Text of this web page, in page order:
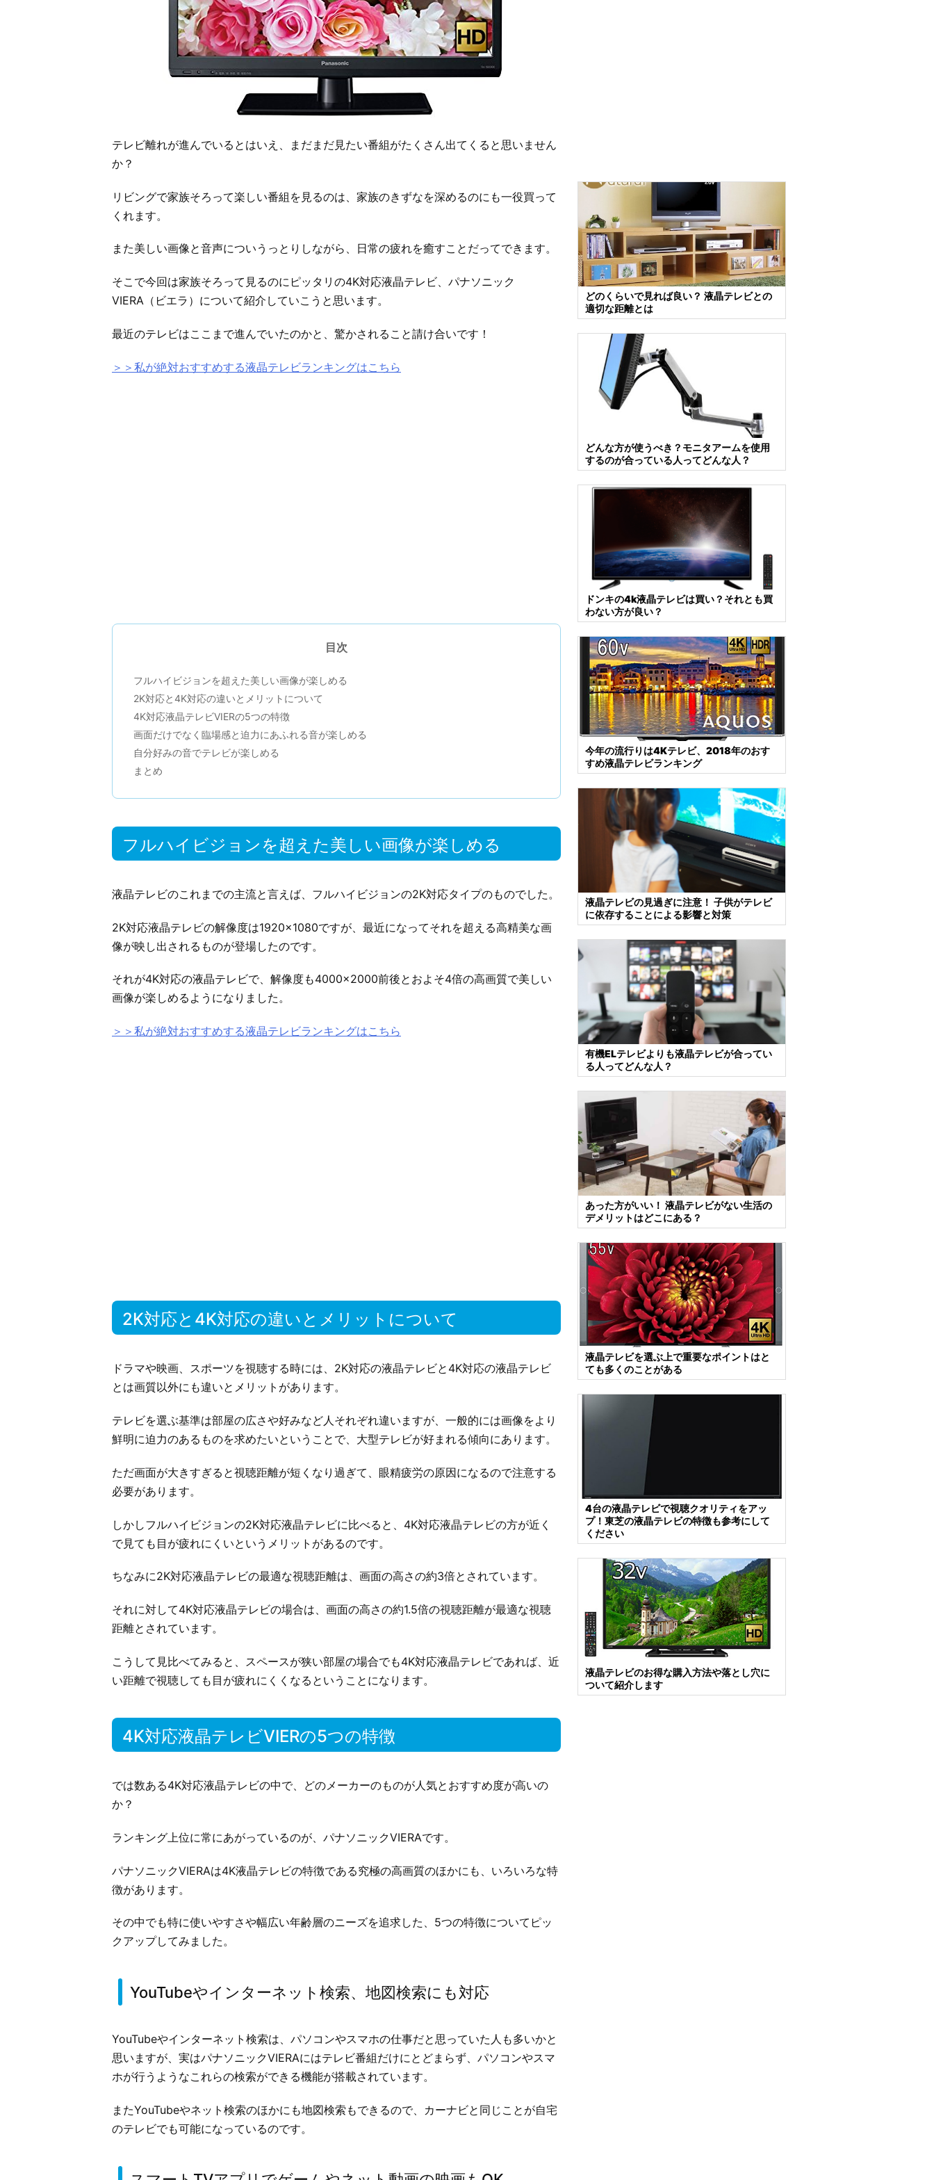
テレビ離れが進んでいるとはいえ、まだまだ見たい番組がたくさん出てくると思いません
か？
リビングで家族そろって楽しい番組を見るのは、家族のきずなを深めるのにも一役買って
くれます。
また美しい画像と音声についうっとりしながら、日常の疲れを癒すことだってできます。
そこで今回は家族そろって見るのにピッタリの4K対応液晶テレビ、パナソニック
VIERA（ビエラ）について紹介していこうと思います。
最近のテレビはここまで進んでいたのかと、驚かされること請け合いです！
＞＞私が絶対おすすめする液晶テレビランキングはこちら
目次
フルハイビジョンを超えた美しい画像が楽しめる
2K対応と4K対応の違いとメリットについて
4K対応液晶テレビVIERの5つの特徴
画面だけでなく臨場感と迫力にあふれる音が楽しめる
自分好みの音でテレビが楽しめる
まとめ
フルハイビジョンを超えた美しい画像が楽しめる
液晶テレビのこれまでの主流と言えば、フルハイビジョンの2K対応タイプのものでした。
2K対応液晶テレビの解像度は1920×1080ですが、最近になってそれを超える高精美な画
像が映し出されるものが登場したのです。
それが4K対応の液晶テレビで、解像度も4000×2000前後とおよそ4倍の高画質で美しい
画像が楽しめるようになりました。
＞＞私が絶対おすすめする液晶テレビランキングはこちら
2K対応と4K対応の違いとメリットについて
ドラマや映画、スポーツを視聴する時には、2K対応の液晶テレビと4K対応の液晶テレビ
とは画質以外にも違いとメリットがあります。
テレビを選ぶ基準は部屋の広さや好みなど人それぞれ違いますが、一般的には画像をより
鮮明に迫力のあるものを求めたいということで、大型テレビが好まれる傾向にあります。
ただ画面が大きすぎると視聴距離が短くなり過ぎて、眼精疲労の原因になるので注意する
必要があります。
しかしフルハイビジョンの2K対応液晶テレビに比べると、4K対応液晶テレビの方が近く
で見ても目が疲れにくいというメリットがあるのです。
ちなみに2K対応液晶テレビの最適な視聴距離は、画面の高さの約3倍とされています。
それに対して4K対応液晶テレビの場合は、画面の高さの約1.5倍の視聴距離が最適な視聴
距離とされています。
こうして見比べてみると、スペースが狭い部屋の場合でも4K対応液晶テレビであれば、近
い距離で視聴しても目が疲れにくくなるということになります。
4K対応液晶テレビVIERの5つの特徴
では数ある4K対応液晶テレビの中で、どのメーカーのものが人気とおすすめ度が高いの
か？
ランキング上位に常にあがっているのが、パナソニックVIERAです。
パナソニックVIERAは4K液晶テレビの特徴である究極の高画質のほかにも、いろいろな特
徴があります。
その中でも特に使いやすさや幅広い年齢層のニーズを追求した、5つの特徴についてピッ
クアップしてみました。
YouTubeやインターネット検索、地図検索にも対応
YouTubeやインターネット検索は、パソコンやスマホの仕事だと思っていた人も多いかと
思いますが、実はパナソニックVIERAにはテレビ番組だけにとどまらず、パソコンやスマ
ホが行うようなこれらの検索ができる機能が搭載されています。
またYouTubeやネット検索のほかにも地図検索もできるので、カーナビと同じことが自宅
のテレビでも可能になっているのです。
どのくらいで見れば良い？ 液晶テレビとの
適切な距離とは
どんな方が使うべき？モニタアームを使用
するのが合っている人ってどんな人？
ドンキの4k液晶テレビは買い？それとも買
わない方が良い？
今年の流行りは4Kテレビ、2018年のおす
すめ液晶テレビランキング
液晶テレビの見過ぎに注意！ 子供がテレビ
に依存することによる影響と対策
有機ELテレビよりも液晶テレビが合ってい
る人ってどんな人？
あった方がいい！ 液晶テレビがない生活の
デメリットはどこにある？
液晶テレビを選ぶ上で重要なポイントはと
ても多くのことがある
4台の液晶テレビで視聴クオリティをアッ
プ！東芝の液晶テレビの特徴も参考にして
ください
液晶テレビのお得な購入方法や落とし穴に
ついて紹介します